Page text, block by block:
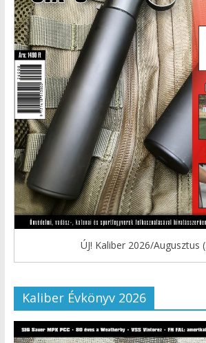
ÚJ! Kaliber 2026/Augusztus
Kaliber Évkönyv 2026